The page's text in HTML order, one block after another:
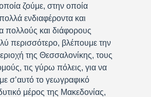
ζούμε, στην οποία
ενδιαφέροντα και
πολλούς και διάφορους
περισσότερο, βλέπουμε την
της Θεσσαλονίκης, τους
τις γύρω πόλεις, για να
σ’αυτό το γεωγραφικό
μέρος της Μακεδονίας,